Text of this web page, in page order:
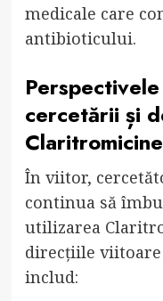
medicale care
antibioticului.
cercetării și
În viitor,
continua să
utilizarea
direcțiile viitoare
includ: